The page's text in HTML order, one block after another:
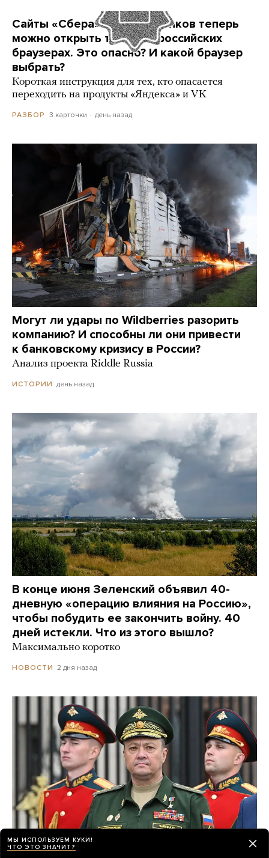
Сайты «Сбера» и других банков теперь
можно открыть только в российских
браузерах. Это опасно? И какой браузер
выбрать?
Короткая инструкция для тех, кто опасается
переходить на продукты «Яндекса» и VK
РАЗБОР 3 карточки день назад
Могут ли удары по Wildberries разорить
компанию? И способны ли они привести
к банковскому кризису в России?
Анализ проекта Riddle Russia
ИСТОРИИ день назад
В конце июня Зеленский объявил 40-
дневную «операцию влияния на Россию»,
чтобы побудить ее закончить войну. 40
дней истекли. Что из этого вышло?
Максимально коротко
НОВОСТИ 2 дня назад
МЫ ИСПОЛЬЗУЕМ КУКИ!
ЧТО ЭТО ЗНАЧИТ?